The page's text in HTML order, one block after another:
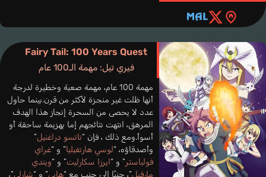
Fairy Tail: 100 Years Quest
فيري تيل: مهمة الـ100 عام
مهمة 100 عام، مهمة صعبة وخطيرة لدرجة
أنها ظلت غير منجزة لأكثر من قرن.بينما حاول
عدد لا يحصى من السحرة إنجاز هذا الهدف
المرهق، انتهت نتائجهم إما بهزيمة ساحقة أو
أسوأ.ومع ذلك ، فإن “ناتسو دراغنيل”
وأصدقاؤه، “لوسي هارتفيليا” و “غراي
فولباستر” و “ايرزا سكارليت” و “ويندي
مارفيل”، جنبًا إلى جنب مع “هابي” و “شارلي”،